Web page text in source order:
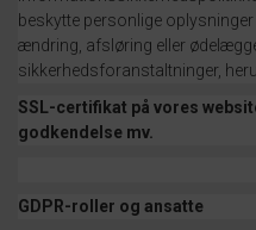
beskytte personlige
ændring, afsløring eller
sikkerhedsforanstaltninger,
SSL-certifikat på vores
godkendelse mv.
GDPR-roller og ansatte